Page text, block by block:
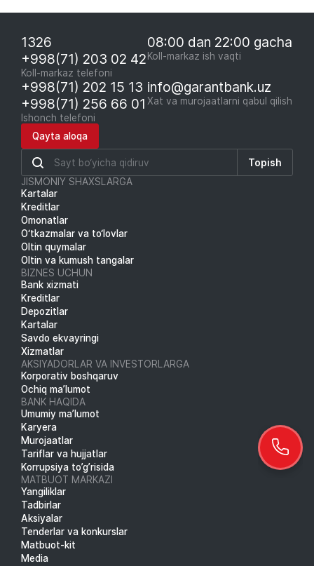
1326
+998(71) 203 02 42
Koll-markaz telefoni
08:00 dan 22:00 gacha
Koll-markaz ish vaqti
+998(71) 202 15 13
+998(71) 256 66 01
Ishonch telefoni
info@garantbank.uz
Xat va murojaatlarni qabul qilish
Qayta aloqa
Topish
JISMONIY SHAXSLARGA
Kartalar
Kreditlar
Omonatlar
O‘tkazmalar va to‘lovlar
Oltin quymalar
Oltin va kumush tangalar
BIZNES UCHUN
Bank xizmati
Kreditlar
Depozitlar
Kartalar
Savdo ekvayringi
Xizmatlar
AKSIYADORLAR VA INVESTORLARGA
Korporativ boshqaruv
Ochiq ma’lumot
BANK HAQIDA
Umumiy ma’lumot
Karyera
Murojaatlar
Tariflar va hujjatlar
Korrupsiya to’g’risida
MATBUOT MARKAZI
Yangiliklar
Tadbirlar
Aksiyalar
Tenderlar va konkurslar
Matbuot-kit
Media